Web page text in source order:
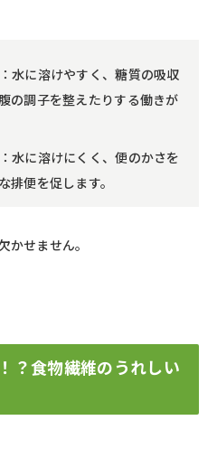
：水に溶けやすく、糖質の吸収
の調子を整えたりする働きが
：水に溶けにくく、便のかさを
排便を促します。
かせません。
？食物繊維のうれしい